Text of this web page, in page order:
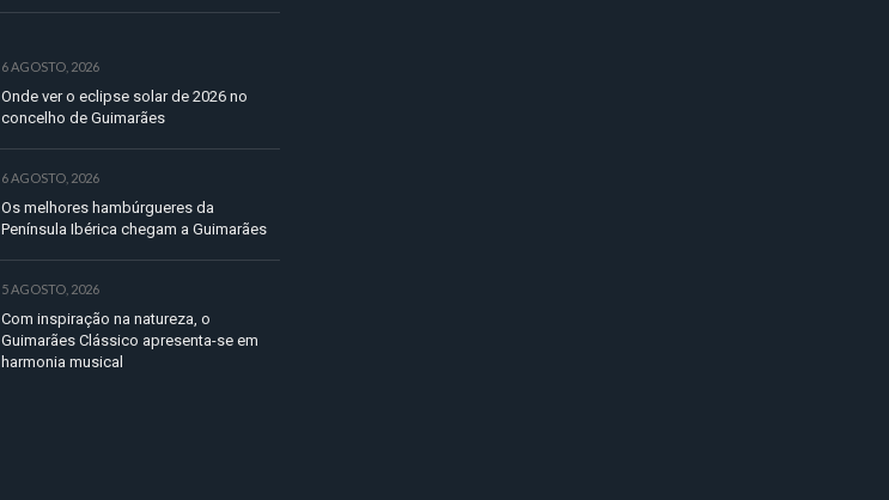
6 AGOSTO, 2026
Onde ver o eclipse solar de 2026 no
concelho de Guimarães
6 AGOSTO, 2026
Os melhores hambúrgueres da
Península Ibérica chegam a Guimarães
5 AGOSTO, 2026
Com inspiração na natureza, o
Guimarães Clássico apresenta-se em
harmonia musical